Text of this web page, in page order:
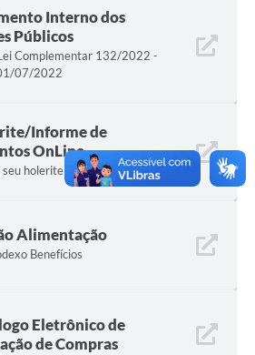
Interno dos
Públicos
Complementar 132/2022 -
07/2022
Informe de
OnLine
seu holerite Online
Alimentação
Benefícios
Eletrônico de
de Compras